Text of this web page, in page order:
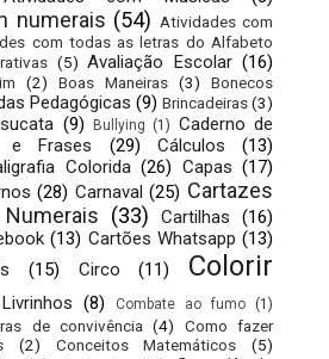
numerais (54) Atividades com
com todas as letras do Alfabeto
(5) Avaliação Escolar (16)
(2) Boas Maneiras (3)
Bonecos
Pedagógicas (9) Brincadeiras(3)
(9) Bullying (1) Caderno de
e Frases
(29) Cálculos
(13)
Colorida (26) Capas (17)
(28) Carnaval (25) Cartazes
(33) Cartilhas
(16)
(13) Cartões Whatsapp (13)
(15) Circo (11)
Colorir
(8) Combate ao fumo (1)
de convivência (4)
Como fazer
(2) Conceitos Matemáticos
(5)